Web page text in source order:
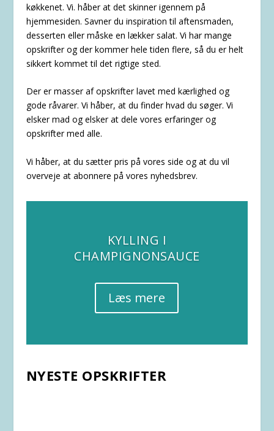
køkkenet. Vi. håber at det skinner igennem på
hjemmesiden. Savner du inspiration til aftensmaden,
desserten eller måske en lækker salat. Vi har mange
opskrifter og der kommer hele tiden flere, så du er helt
sikkert kommet til det rigtige sted.
Der er masser af opskrifter lavet med kærlighed og
gode råvarer. Vi håber, at du finder hvad du søger. Vi
elsker mad og elsker at dele vores erfaringer og
opskrifter med alle.
Vi håber, at du sætter pris på vores side og at du vil
overveje at abonnere på vores nyhedsbrev.
KYLLING I
CHAMPIGNONSAUCE
Læs mere
NYESTE OPSKRIFTER